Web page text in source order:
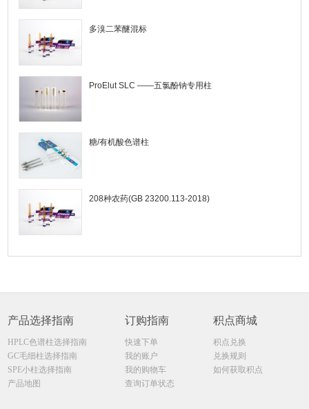
多溴二苯醚混标
ProElut SLC ——五氯酚钠专用柱
糖/有机酸色谱柱
208种农药(GB 23200.113-2018)
产品选择指南
HPLC色谱柱选择指南
GC毛细柱选择指南
SPE小柱选择指南
产品地图
订购指南
快速下单
我的账户
我的购物车
查询订单状态
积点商城
积点兑换
兑换规则
如何获取积点